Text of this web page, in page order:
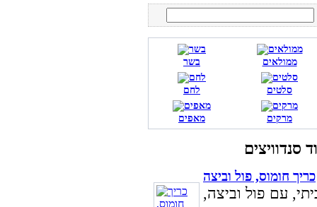
בשר ממולאים
לחם סלטים
מאפים מרקים
כריך חומוס, פול וביצה
עם פול וביצה,